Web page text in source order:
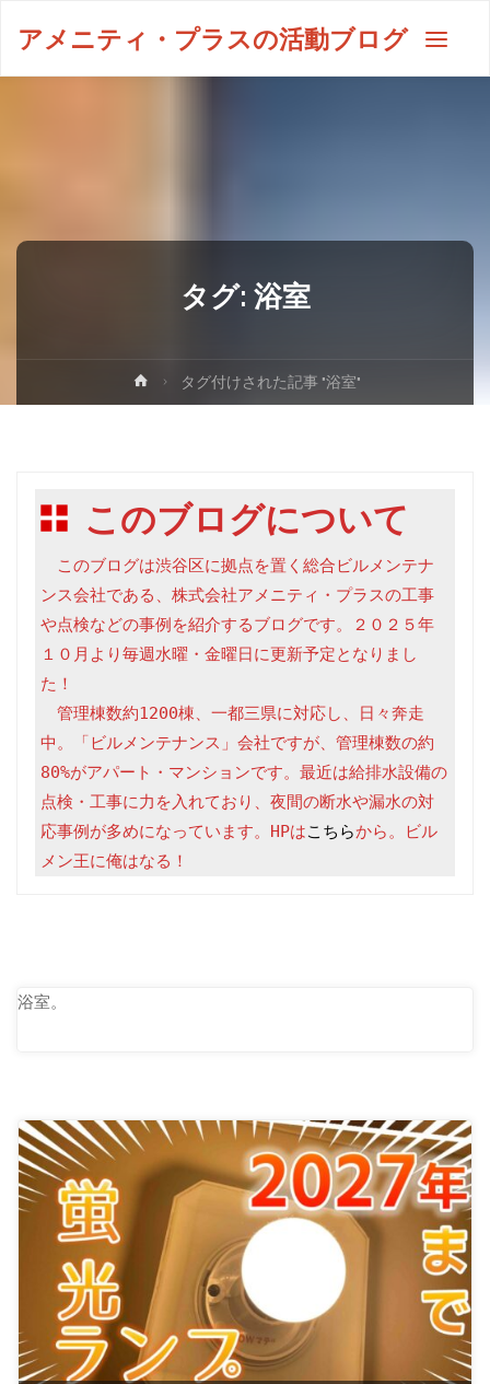
アメニティ・プラスの活動ブログ
タグ: 浴室
タグ付けされた記事 "浴室"
このブログについて
このブログは渋谷区に拠点を置く総合ビルメンテナ
ンス会社である、株式会社アメニティ・プラスの工事
や点検などの事例を紹介するブログです。２０２５年
１０月より毎週水曜・金曜日に更新予定となりまし
た！
管理棟数約1200棟、一都三県に対応し、日々奔走
中。「ビルメンテナンス」会社ですが、管理棟数の約
80%がアパート・マンションです。最近は給排水設備の
点検・工事に力を入れており、夜間の断水や漏水の対
応事例が多めになっています。HPはこちらから。ビル
メン王に俺はなる！
浴室。